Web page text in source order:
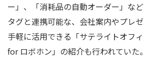
ー」、「消耗品の自動オーダー」な
タグと連携可能な、会社案内やプレ
手軽に活用できる「サテライトオフ
for ロボホン」の紹介も行われていた。